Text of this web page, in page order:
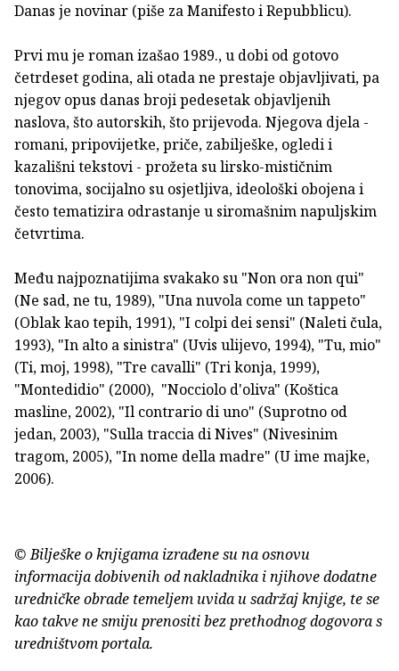
Danas je novinar (piše za Manifesto i Repubblicu).
Prvi mu je roman izašao 1989., u dobi od gotovo
četrdeset godina, ali otada ne prestaje objavljivati, pa
njegov opus danas broji pedesetak objavljenih
naslova, što autorskih, što prijevoda. Njegova djela -
romani, pripovijetke, priče, zabilješke, ogledi i
kazališni tekstovi - prožeta su lirsko-mističnim
tonovima, socijalno su osjetljiva, ideološki obojena i
često tematizira odrastanje u siromašnim napuljskim
četvrtima.
Među najpoznatijima svakako su "Non ora non qui"
(Ne sad, ne tu, 1989), "Una nuvola come un tappeto"
(Oblak kao tepih, 1991), "I colpi dei sensi" (Naleti čula,
1993), "In alto a sinistra" (Uvis ulijevo, 1994), "Tu, mio"
(Ti, moj, 1998), "Tre cavalli" (Tri konja, 1999),
"Montedidio" (2000), "Nocciolo d'oliva" (Koštica
masline, 2002), "Il contrario di uno" (Suprotno od
jedan, 2003), "Sulla traccia di Nives" (Nivesinim
tragom, 2005), "In nome della madre" (U ime majke,
2006).
© Bilješke o knjigama izrađene su na osnovu
informacija dobivenih od nakladnika i njihove dodatne
uredničke obrade temeljem uvida u sadržaj knjige, te se
kao takve ne smiju prenositi bez prethodnog dogovora s
uredništvom portala.